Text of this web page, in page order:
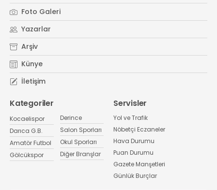
Foto Galeri
Yazarlar
Arşiv
Künye
İletişim
Kategoriler
Kocaelispor
Darıca G.B.
Amatör Futbol
Gölcükspor
Derince
Salon Sporları
Okul Sporları
Diğer Branşlar
Servisler
Yol ve Trafik
Nöbetçi Eczaneler
Hava Durumu
Puan Durumu
Gazete Manşetleri
Günlük Burçlar